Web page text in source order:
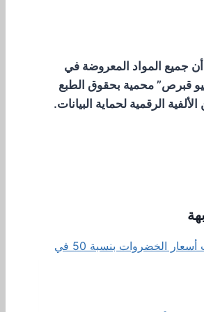
جميع المواد المعروضة في
قبرص” محمية بحقوق الطبع
الرقمية لحماية البيانات.